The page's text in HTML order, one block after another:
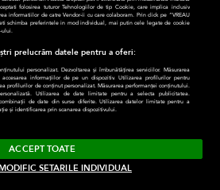
folosirea tuturor Tehnologiilor de tip Cookie, care implica inclusiv
informatiilor de catre Vendor-ii cu care colaboram. Prin click pe “VREAU
schimba preferintele in mod individual, mai putin cele legate de cookie
ului.
prelucrăm datele pentru a oferi:
personalizat. Dezvoltarea și îmbunătățirea serviciilor. Măsurarea
accesarea informațiilor de pe un dispozitiv. Utilizarea profilurilor pentru
profilurilor de conținut personalizat. Măsurarea performanței conținutului.
Utilizarea de date limitate pentru a selecta publicitatea.
de date din surse diferite. Utilizarea datelor limitate pentru a
și identificarea prin scanarea dispozitivului.
ACCEPT TOATE
SETARILE INDIVIDUAL